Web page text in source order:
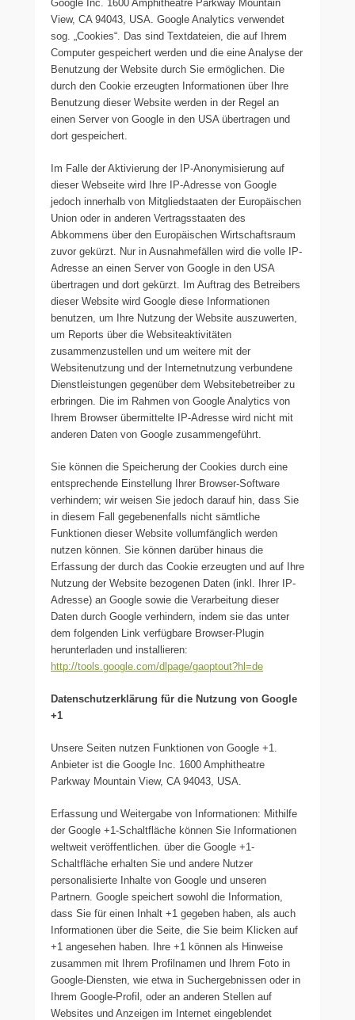
Google Inc. 1600 Amphitheatre Parkway Mountain
View, CA 94043, USA. Google Analytics verwendet
sog. „Cookies“. Das sind Textdateien, die auf Ihrem
Computer gespeichert werden und die eine Analyse der
Benutzung der Website durch Sie ermöglichen. Die
durch den Cookie erzeugten Informationen über Ihre
Benutzung dieser Website werden in der Regel an
einen Server von Google in den USA übertragen und
dort gespeichert.
Im Falle der Aktivierung der IP-Anonymisierung auf
dieser Webseite wird Ihre IP-Adresse von Google
jedoch innerhalb von Mitgliedstaaten der Europäischen
Union oder in anderen Vertragsstaaten des
Abkommens über den Europäischen Wirtschaftsraum
zuvor gekürzt. Nur in Ausnahmefällen wird die volle IP-
Adresse an einen Server von Google in den USA
übertragen und dort gekürzt. Im Auftrag des Betreibers
dieser Website wird Google diese Informationen
benutzen, um Ihre Nutzung der Website auszuwerten,
um Reports über die Websiteaktivitäten
zusammenzustellen und um weitere mit der
Websitenutzung und der Internetnutzung verbundene
Dienstleistungen gegenüber dem Websitebetreiber zu
erbringen. Die im Rahmen von Google Analytics von
Ihrem Browser übermittelte IP-Adresse wird nicht mit
anderen Daten von Google zusammengeführt.
Sie können die Speicherung der Cookies durch eine
entsprechende Einstellung Ihrer Browser-Software
verhindern; wir weisen Sie jedoch darauf hin, dass Sie
in diesem Fall gegebenenfalls nicht sämtliche
Funktionen dieser Website vollumfänglich werden
nutzen können. Sie können darüber hinaus die
Erfassung der durch das Cookie erzeugten und auf Ihre
Nutzung der Website bezogenen Daten (inkl. Ihrer IP-
Adresse) an Google sowie die Verarbeitung dieser
Daten durch Google verhindern, indem sie das unter
dem folgenden Link verfügbare Browser-Plugin
herunterladen und installieren:
http://tools.google.com/dlpage/gaoptout?hl=de
Datenschutzerklärung für die Nutzung von Google
+1
Unsere Seiten nutzen Funktionen von Google +1.
Anbieter ist die Google Inc. 1600 Amphitheatre
Parkway Mountain View, CA 94043, USA.
Erfassung und Weitergabe von Informationen: Mithilfe
der Google +1-Schaltfläche können Sie Informationen
weltweit veröffentlichen. über die Google +1-
Schaltfläche erhalten Sie und andere Nutzer
personalisierte Inhalte von Google und unseren
Partnern. Google speichert sowohl die Information,
dass Sie für einen Inhalt +1 gegeben haben, als auch
Informationen über die Seite, die Sie beim Klicken auf
+1 angesehen haben. Ihre +1 können als Hinweise
zusammen mit Ihrem Profilnamen und Ihrem Foto in
Google-Diensten, wie etwa in Suchergebnissen oder in
Ihrem Google-Profil, oder an anderen Stellen auf
Websites und Anzeigen im Internet eingeblendet